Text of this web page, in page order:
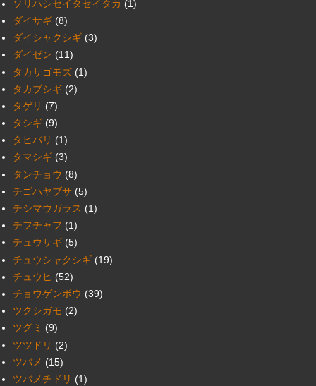
ソリハシセイタセイタカ (1)
ダイサギ (8)
ダイシャクシギ (3)
ダイゼン (11)
タカサゴモズ (1)
タカブシギ (2)
タゲリ (7)
タシギ (9)
タヒバリ (1)
タマシギ (3)
タンチョウ (8)
チゴハヤブサ (5)
チシマウガラス (1)
チフチャフ (1)
チュウサギ (5)
チュウシャクシギ (19)
チュウヒ (52)
チョウゲンボウ (39)
ツクシガモ (2)
ツグミ (9)
ツツドリ (2)
ツバメ (15)
ツバメチドリ (1)